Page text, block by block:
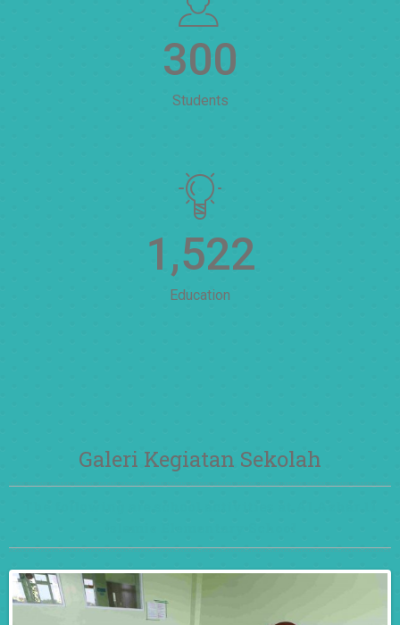
300
Students
1,522
Education
Galeri Kegiatan Sekolah